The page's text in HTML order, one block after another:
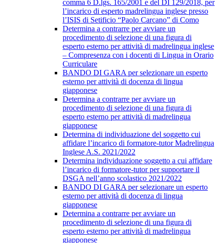
comma 6 D.lgs. 165/2001 e del DI 129/2018, per
l’incarico di esperto madrelingua inglese presso
l’ISIS di Setificio “Paolo Carcano” di Como
Determina a contrarre per avviare un
procedimento di selezione di una figura di
esperto esterno per attività di madrelingua inglese
– Compresenza con i docenti di Lingua in Orario
Curriculare
BANDO DI GARA per selezionare un esperto
esterno per attività di docenza di lingua
giapponese
Determina a contrarre per avviare un
procedimento di selezione di una figura di
esperto esterno per attività di madrelingua
giapponese
Determina di individuazione del soggetto cui
affidare l’incarico di formatore-tutor Madrelingua
Inglese A.S. 2021/2022
Determina individuazione soggetto a cui affidare
l’incarico di formatore-tutor per supportare il
DSGA nell’anno scolastico 2021/2022
BANDO DI GARA per selezionare un esperto
esterno per attività di docenza di lingua
giapponese
Determina a contrarre per avviare un
procedimento di selezione di una figura di
esperto esterno per attività di madrelingua
giapponese